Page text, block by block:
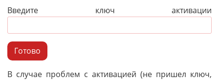
Введите ключ активации
Готово
В случае проблем с активацией (не пришел ключ,